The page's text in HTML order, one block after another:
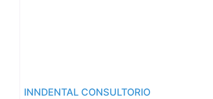
INNDENTAL CONSULTORIO